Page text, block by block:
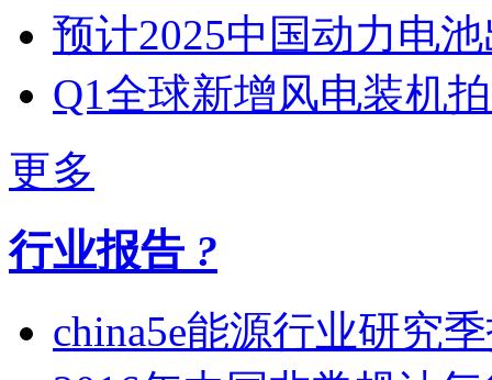
预计2025中国动力电
Q1全球新增风电装机
更多
行业报告 ?
china5e能源行业研究